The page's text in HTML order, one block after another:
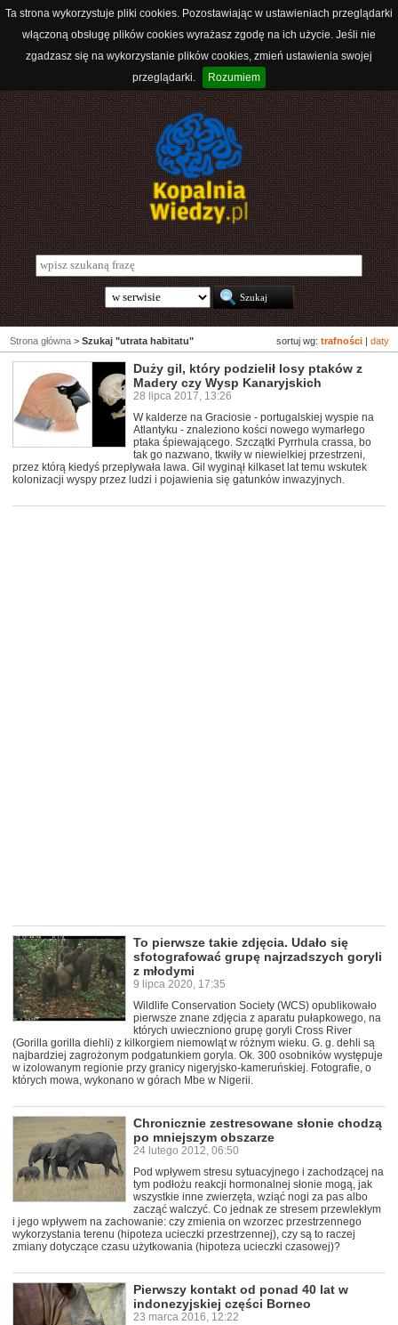
Ta strona wykorzystuje pliki cookies. Pozostawiając w ustawieniach przeglądarki
włączoną obsługę plików cookies wyrażasz zgodę na ich użycie. Jeśli nie
zgadzasz się na wykorzystanie plików cookies, zmień ustawienia swojej
przeglądarki.
Rozumiem
sortuj wg: trafności daty
Strona główna > Szukaj "utrata habitatu"
Duży gil, który podzielił losy ptaków z
Madery czy Wysp Kanaryjskich
28 lipca 2017, 13:26
W kalderze na Graciosie - portugalskiej wyspie na
Atlantyku - znaleziono kości nowego wymarłego
ptaka śpiewającego. Szczątki Pyrrhula crassa, bo
tak go nazwano, tkwiły w niewielkiej przestrzeni,
przez którą kiedyś przepływała lawa. Gil wyginął kilkaset lat temu wskutek
kolonizacji wyspy przez ludzi i pojawienia się gatunków inwazyjnych.
To pierwsze takie zdjęcia. Udało się
sfotografować grupę najrzadszych goryli
z młodymi
9 lipca 2020, 17:35
Wildlife Conservation Society (WCS) opublikowało
pierwsze znane zdjęcia z aparatu pułapkowego, na
których uwieczniono grupę goryli Cross River
(Gorilla gorilla diehli) z kilkorgiem niemowląt w różnym wieku. G. g. dehli są
najbardziej zagrożonym podgatunkiem goryla. Ok. 300 osobników występuje
w izolowanym regionie przy granicy nigeryjsko-kameruńskiej. Fotografie, o
których mowa, wykonano w górach Mbe w Nigerii.
Chronicznie zestresowane słonie chodzą
po mniejszym obszarze
24 lutego 2012, 06:50
Pod wpływem stresu sytuacyjnego i zachodzącej na
tym podłożu reakcji hormonalnej słonie mogą, jak
wszystkie inne zwierzęta, wziąć nogi za pas albo
zacząć walczyć. Co jednak ze stresem przewlekłym
i jego wpływem na zachowanie: czy zmienia on wzorzec przestrzennego
wykorzystania terenu (hipoteza ucieczki przestrzennej), czy są to raczej
zmiany dotyczące czasu użytkowania (hipoteza ucieczki czasowej)?
Pierwszy kontakt od ponad 40 lat w
indonezyjskiej części Borneo
23 marca 2016, 12:22